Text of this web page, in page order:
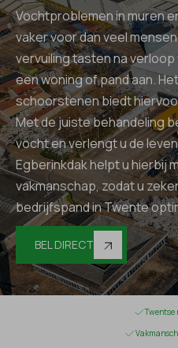
Vochtproblemen in muren
vaker voor dan veel
vervuiling tasten na
een woning of pand aan.
schoorstenen biedt
Met de juiste behandeling
vocht en verlengt u de
Egberinkdak helpt u hierbij
vakmanschap, zodat u
bedrijfspand in Twente
BEL DIRECT
Twentse